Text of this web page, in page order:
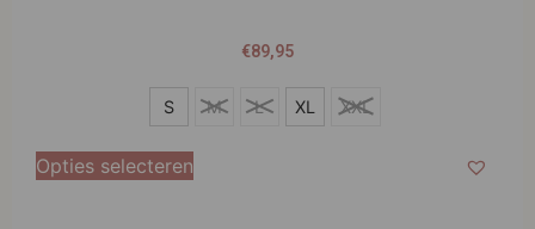
€89,95
M
S M L XL XXL
Opties selecteren